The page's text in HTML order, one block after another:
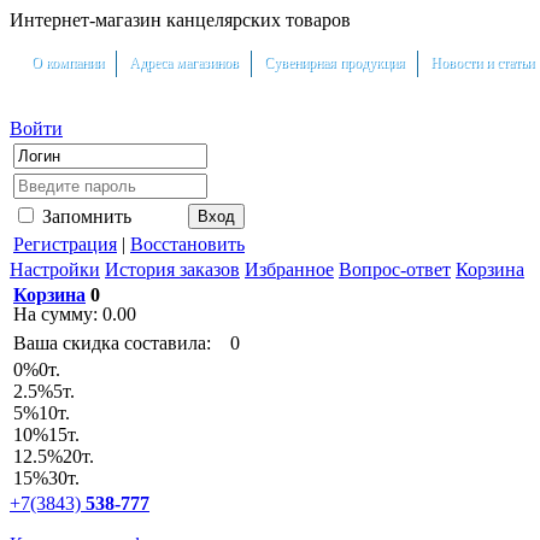
Интернет-магазин канцелярских товаров
О компании Адреса магазинов Сувенирная продукция Новости и статьи
Войти
Запомнить
Регистрация | Восстановить
Настройки История заказов Избранное Вопрос-ответ Корзина
Корзина 0
На сумму: 0.00
Ваша скидка составила:
0
0%0т.
2.5%5т.
5%10т.
10%15т.
12.5%20т.
15%30т.
+7(3843) 538-777